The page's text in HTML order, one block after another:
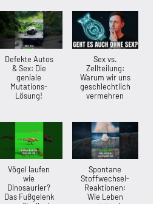
Defekte Autos
& Sex: Die
geniale
Mutations-
Lösung!
Sex vs.
Zellteilung:
Warum wir uns
geschlechtlich
vermehren
Vögel laufen
wie
Dinosaurier?
Das Fußgelenk
Spontane
Stoffwechsel-
Reaktionen:
Wie Leben